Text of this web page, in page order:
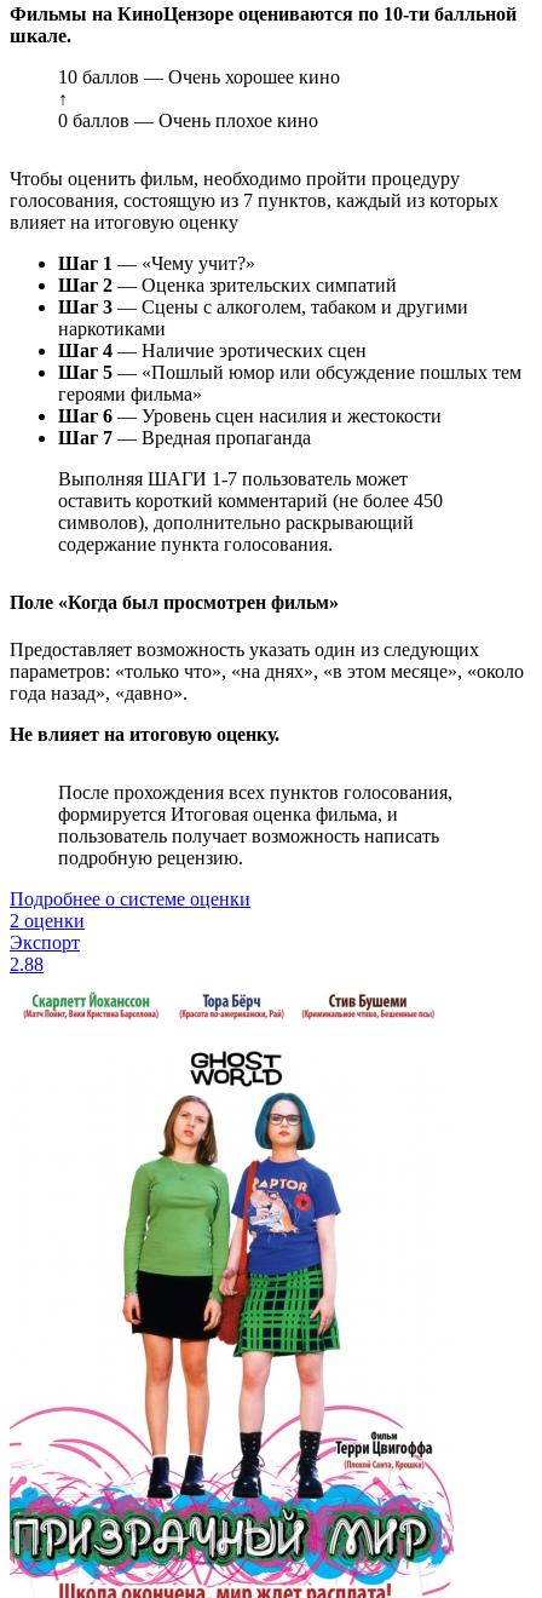
Фильмы на КиноЦензоре оцениваются по 10-ти балльной
шкале.
10 баллов — Очень хорошее кино
↑
0 баллов — Очень плохое кино
Чтобы оценить фильм, необходимо пройти процедуру
голосования, состоящую из 7 пунктов, каждый из которых
влияет на итоговую оценку
Шаг 1 — «Чему учит?»
Шаг 2 — Оценка зрительских симпатий
Шаг 3 — Сцены с алкоголем, табаком и другими
наркотиками
Шаг 4 — Наличие эротических сцен
Шаг 5 — «Пошлый юмор или обсуждение пошлых тем
героями фильма»
Шаг 6 — Уровень сцен насилия и жестокости
Шаг 7 — Вредная пропаганда
Выполняя ШАГИ 1-7 пользователь может
оставить короткий комментарий (не более 450
символов), дополнительно раскрывающий
содержание пункта голосования.
Поле «Когда был просмотрен фильм»
Предоставляет возможность указать один из следующих
параметров: «только что», «на днях», «в этом месяце», «около
года назад», «давно».
Не влияет на итоговую оценку.
После прохождения всех пунктов голосования,
формируется Итоговая оценка фильма, и
пользователь получает возможность написать
подробную рецензию.
Подробнее о системе оценки
2 оценки
Экспорт
2.88